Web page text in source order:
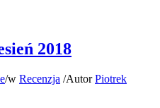
2018
/w Recenzja /AutorPiotrek